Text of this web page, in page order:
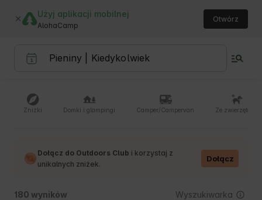
Użyj aplikacji mobilnej
AlohaCamp
Otwórz
Zniżki Domki i glampingi Camper/Campervan Ze zwierzętami
Dołącz do Outdoors Club i korzystaj z
unikalnych zniżek.
Dołącz
180 wyników Wyszukiwarka